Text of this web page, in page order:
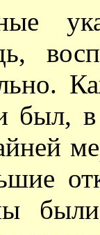
был, в
были